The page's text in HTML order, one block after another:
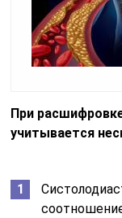
При
учитывается